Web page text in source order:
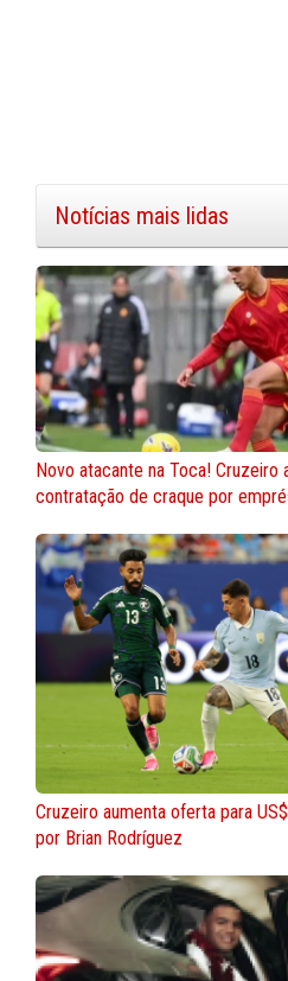
Notícias mais lidas
Novo atacante na Toca! Cruzeiro
contratação de craque por
Cruzeiro aumenta oferta para
por Brian Rodríguez